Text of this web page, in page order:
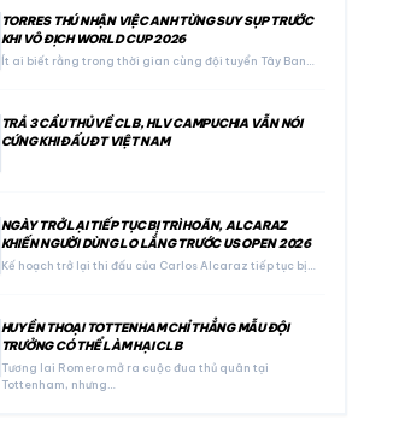
TORRES THÚ NHẬN VIỆC ANH TỪNG SUY SỤP TRƯỚC
KHI VÔ ĐỊCH WORLD CUP 2026
Ít ai biết rằng trong thời gian cùng đội tuyển Tây Ban…
TRẢ 3 CẦU THỦ VỀ CLB, HLV CAMPUCHIA VẪN NÓI
CỨNG KHI ĐẤU ĐT VIỆT NAM
NGÀY TRỞ LẠI TIẾP TỤC BỊ TRÌ HOÃN, ALCARAZ
KHIẾN NGƯỜI DÙNG LO LẮNG TRƯỚC US OPEN 2026
Kế hoạch trở lại thi đấu của Carlos Alcaraz tiếp tục bị…
HUYỀN THOẠI TOTTENHAM CHỈ THẲNG MẪU ĐỘI
TRƯỞNG CÓ THỂ LÀM HẠI CLB
Tương lai Romero mở ra cuộc đua thủ quân tại
Tottenham, nhưng…